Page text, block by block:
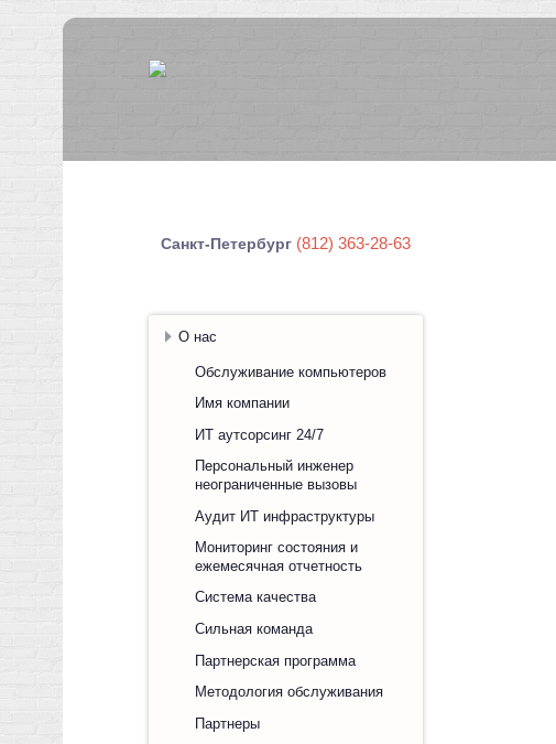
Санкт-Петербург (812) 363-28-63
О нас
Обслуживание компьютеров
Имя компании
ИТ аутсорсинг 24/7
Персональный инженер
неограниченные вызовы
Аудит ИТ инфраструктуры
Мониторинг состояния и
ежемесячная отчетность
Система качества
Сильная команда
Партнерская программа
Методология обслуживания
Партнеры